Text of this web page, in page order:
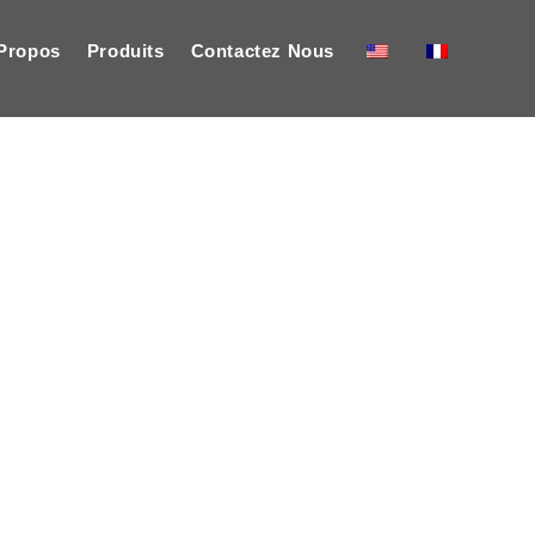
Produits Contactez Nous